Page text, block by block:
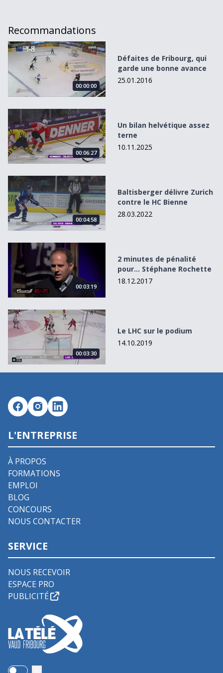
Recommandations
Défaites de Fribourg, qui garde une bonne avance
00:00:00
Défaites de Fribourg, qui
garde une bonne avance
25.01.2016
Un bilan helvétique assez terne
00:06:27
Un bilan helvétique assez
terne
10.11.2025
Baltisberger délivre Zurich contre le HC Bienne
00:04:58
Baltisberger délivre Zurich
contre le HC Bienne
28.03.2022
2 minutes de pénalité pour... Stéphane Rochette
00:03:19
2 minutes de pénalité
pour... Stéphane Rochette
18.12.2017
Le LHC sur le podium
00:03:30
Le LHC sur le podium
14.10.2019
L'ENTREPRISE
À PROPOS
FORMATIONS
EMPLOI
BLOG
CONCOURS
NOUS CONTACTER
SERVICE
NOUS RECEVOIR
ESPACE PRO
PUBLICITÉ